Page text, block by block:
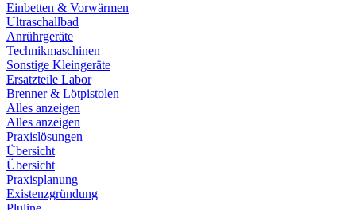
Einbetten & Vorwärmen
Ultraschallbad
Anrührgeräte
Technikmaschinen
Sonstige Kleingeräte
Ersatzteile Labor
Brenner & Lötpistolen
Alles anzeigen
Alles anzeigen
Praxislösungen
Übersicht
Übersicht
Praxisplanung
Existenzgründung